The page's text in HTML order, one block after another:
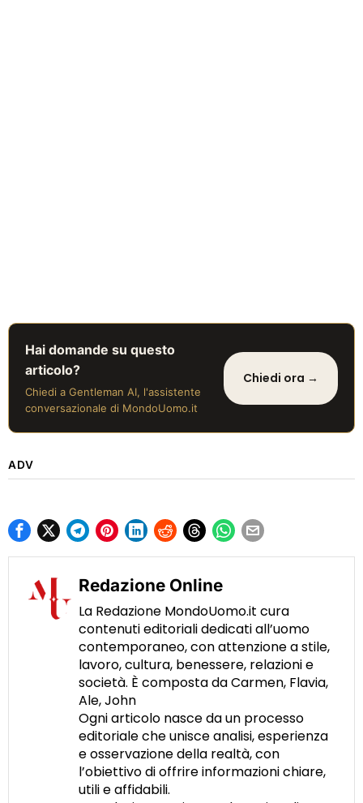
Hai domande su questo
articolo?
Chiedi a Gentleman AI, l'assistente
conversazionale di MondoUomo.it
Chiedi ora →
ADV
Redazione Online
La Redazione MondoUomo.it cura
contenuti editoriali dedicati all’uomo
contemporaneo, con attenzione a stile,
lavoro, cultura, benessere, relazioni e
società. È composta da Carmen, Flavia,
Ale, John
Ogni articolo nasce da un processo
editoriale che unisce analisi, esperienza
e osservazione della realtà, con
l’obiettivo di offrire informazioni chiare,
utili e affidabili.